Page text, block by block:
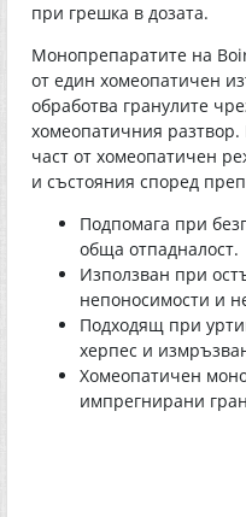
при грешка в дозата.
Монопрепаратите на
от един хомеопатичен
обработва гранулите
хомеопатичния
част от хомеопатичен
и състояния според
Подпомага при
обща отпадналост.
Използван при
непоносимости и
Подходящ при
херпес и
Хомеопатичен
импрегнирани